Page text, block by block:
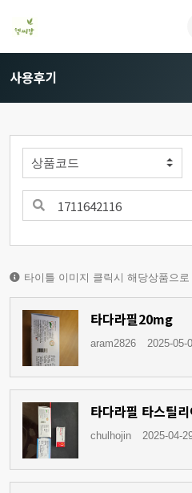
사용후기
타이틀 이미지 클릭시 해당상품으로
타다라필20mg
aram2826 2025-05-
타다라필 타스틸
chulhojin 2025-04-